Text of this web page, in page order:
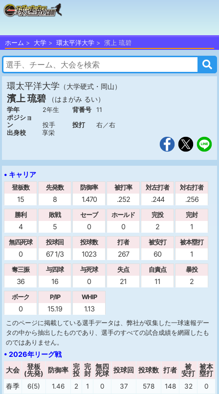
ホーム 大学 環太平洋大学 濱上 琉碧
環太平洋大学 （大学硬式・岡山）
濱上 琉碧 （はまがみ るい）
学年 2年生 背番号
11
ポジショ
ン
投手 投打
右／右
出身校
享栄
• キャリア
登板数
15
先発数
8
防御率
1.470
被打率
.252
対左打者
.244
対右打者
.256
勝利
4
敗戦
5
セーブ
0
ホールド
0
完投
2
完封
1
無四死球
0
投球回
67 1/3
投球数
1023
打者
267
被安打
60
被本塁打
1
奪三振
36
与四球
16
与死球
0
失点
21
自責点
11
暴投
2
ボーク
0
P/IP
15.19
WHIP
1.13
このページに掲載している選手データは、弊社が収集した一球速報デー
タの中から抽出したものであり、選手のすべての試合成績を網羅したも
のではありません。
• 2026年リーグ戦
大会
登板
(先発)
防御率
完
投
完
封
無四
死球 投球回 投球数 打者
被
安打
被本
塁打
春季
6(5) 1.46 2 1 0 37 578 148 32 0